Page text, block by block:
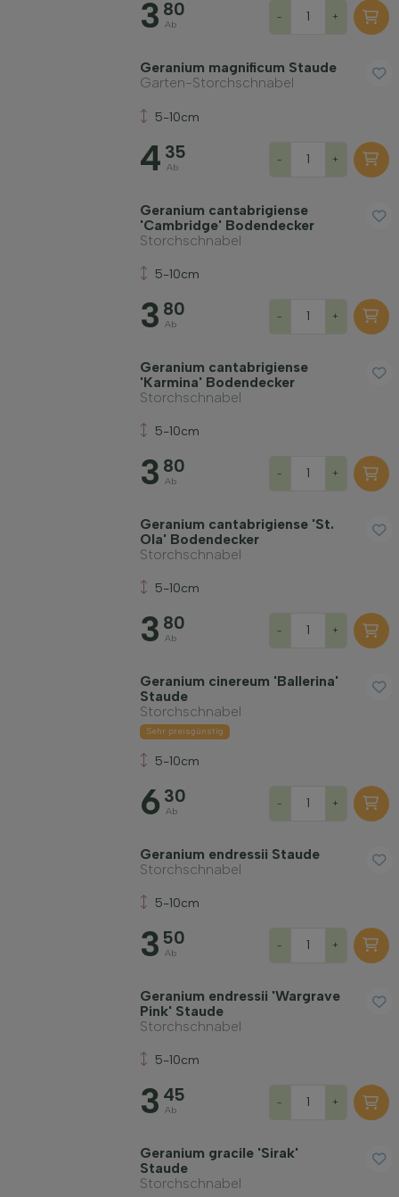
3 80
Ab
- +
Geranium magnificum Staude
Garten-Storchschnabel
5-10cm
4 35
Ab
- +
Geranium cantabrigiense
'Cambridge' Bodendecker
Storchschnabel
5-10cm
3 80
Ab
- +
Geranium cantabrigiense
'Karmina' Bodendecker
Storchschnabel
5-10cm
3 80
Ab
- +
Geranium cantabrigiense 'St.
Ola' Bodendecker
Storchschnabel
5-10cm
3 80
Ab
- +
Geranium cinereum 'Ballerina'
Staude
Storchschnabel
Sehr preisgünstig
5-10cm
6 30
Ab
- +
Geranium endressii Staude
Storchschnabel
5-10cm
3 50
Ab
- +
Geranium endressii 'Wargrave
Pink' Staude
Storchschnabel
5-10cm
3 45
Ab
- +
Geranium gracile 'Sirak'
Staude
Storchschnabel